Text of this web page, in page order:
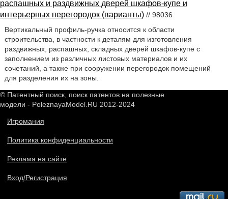
распашных и раздвижных дверей шкафов-купе и
интерьерных перегородок (варианты) // 98036
Вертикальный профиль-ручка относится к области
строительства, в частности к деталям для изготовления
раздвижных, распашных, складных дверей шкафов-купе с
заполнением из различных листовых материалов и их
сочетаний, а также при сооружении перегородок помещений
для разделения их на зоны.
© Патентный поиск, поиск патентов на полезные
модели - PoleznayaModel.RU 2012-2024
Игромания
Политика конфиденциальности
Реклама на сайте
Вход/Регистрация